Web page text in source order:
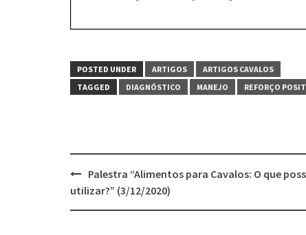
POSTED UNDER ARTIGOS
ARTIGOS CAVALOS
TAGGED
DIAGNÓSTICO MANEJO REFORÇO
Post
navigation
Palestra “Alimentos para Cavalos: O que
utilizar?” (3/12/2020)